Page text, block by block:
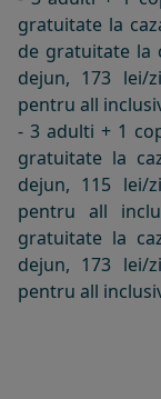
gratuitate la
de gratuitate la
dejun, 173 lei/
pentru all
- 3 adulti + 1
gratuitate la
dejun, 115 lei/
pentru all
gratuitate la
dejun, 173 lei/
pentru all